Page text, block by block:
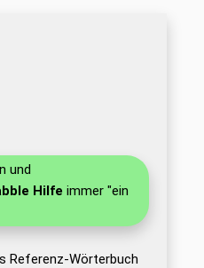
und
Hilfe immer "ein
Referenz-Wörterbuch